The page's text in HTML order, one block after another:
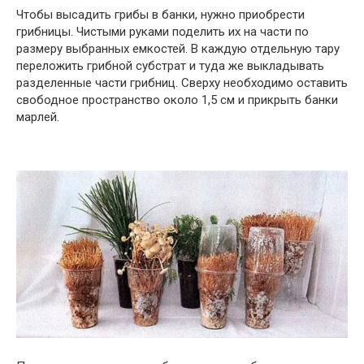
Чтобы высадить грибы в банки, нужно приобрести
грибницы. Чистыми руками поделить их на части по
размеру выбранных емкостей. В каждую отдельную тару
переложить грибной субстрат и туда же выкладывать
разделенные части грибниц. Сверху необходимо оставить
свободное пространство около 1,5 см и прикрыть банки
марлей.